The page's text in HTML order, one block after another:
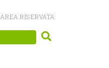
AREA RISERVATA